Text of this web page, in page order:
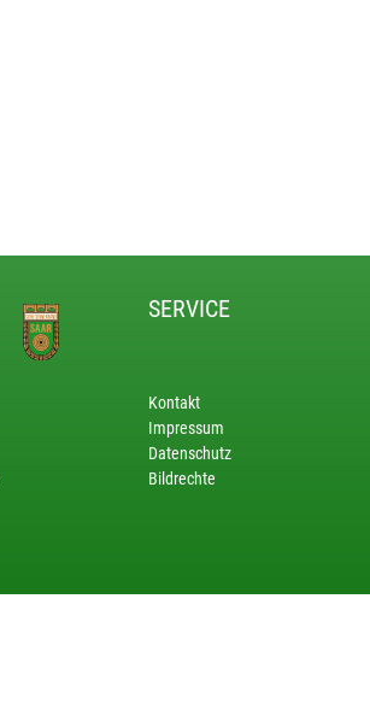
SERVICE
Kontakt
Impressum
Datenschutz
Bildrechte